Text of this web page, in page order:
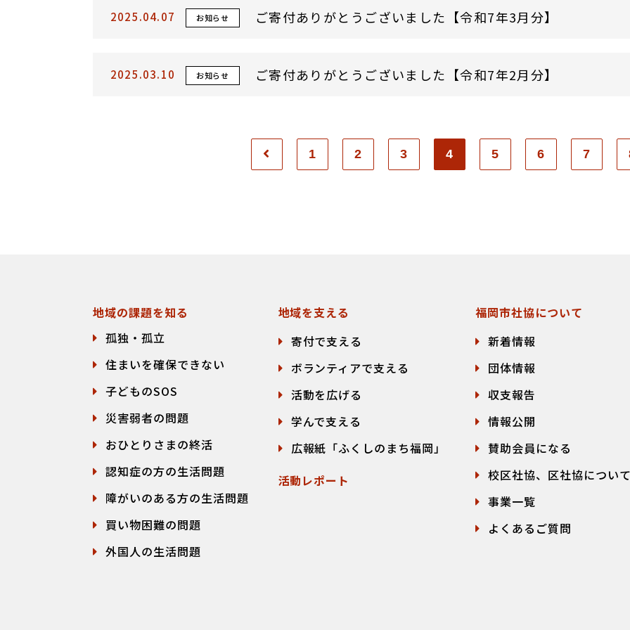
2025.04.07 お知らせ ご寄付ありがとうございました【令和7年3月分】
2025.03.10 お知らせ ご寄付ありがとうございました【令和7年2月分】
1 2 3 4 5 6 7
地域の課題を知る
孤独・孤立
住まいを確保できない
子どものSOS
災害弱者の問題
おひとりさまの終活
認知症の方の生活問題
障がいのある方の生活問題
買い物困難の問題
外国人の生活問題
地域を支える
寄付で支える
ボランティアで支える
活動を広げる
学んで支える
広報紙「ふくしのまち福岡」
活動レポート
福岡市社協について
新着情報
団体情報
収支報告
情報公開
賛助会員になる
校区社協、区社協について
事業一覧
よくあるご質問